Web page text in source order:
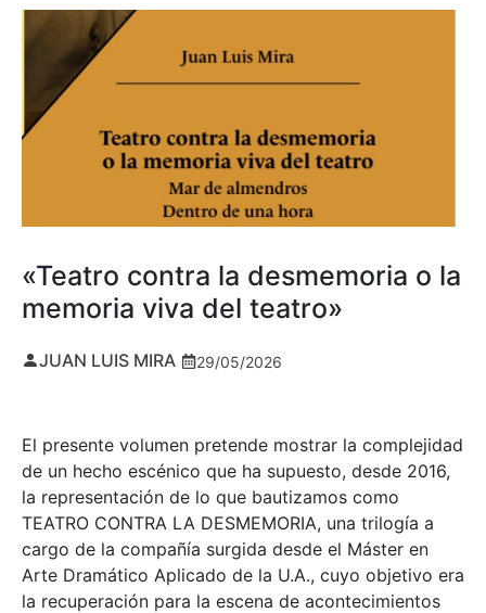
«Teatro contra la desmemoria o la
memoria viva del teatro»
JUAN LUIS MIRA 29/05/2026
El presente volumen pretende mostrar la complejidad
de un hecho escénico que ha supuesto, desde 2016,
la representación de lo que bautizamos como
TEATRO CONTRA LA DESMEMORIA, una trilogía a
cargo de la compañía surgida desde el Máster en
Arte Dramático Aplicado de la U.A., cuyo objetivo era
la recuperación para la escena de acontecimientos